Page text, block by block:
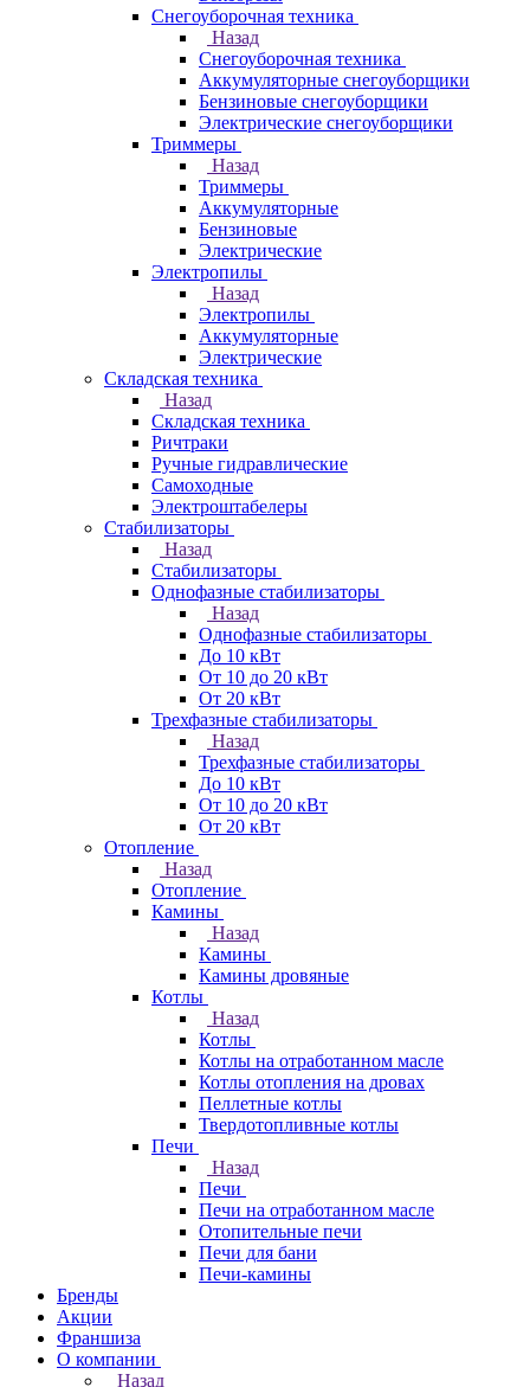
Снегоуборочная техника
Назад
Снегоуборочная техника
Аккумуляторные снегоуборщики
Бензиновые снегоуборщики
Электрические снегоуборщики
Триммеры
Назад
Триммеры
Аккумуляторные
Бензиновые
Электрические
Электропилы
Назад
Электропилы
Аккумуляторные
Электрические
Складская техника
Назад
Складская техника
Ричтраки
Ручные гидравлические
Самоходные
Электроштабелеры
Стабилизаторы
Назад
Стабилизаторы
Однофазные стабилизаторы
Назад
Однофазные стабилизаторы
До 10 кВт
От 10 до 20 кВт
От 20 кВт
Трехфазные стабилизаторы
Назад
Трехфазные стабилизаторы
До 10 кВт
От 10 до 20 кВт
От 20 кВт
Отопление
Назад
Отопление
Камины
Назад
Камины
Камины дровяные
Котлы
Назад
Котлы
Котлы на отработанном масле
Котлы отопления на дровах
Пеллетные котлы
Твердотопливные котлы
Печи
Назад
Печи
Печи на отработанном масле
Отопительные печи
Печи для бани
Печи-камины
Бренды
Акции
Франшиза
О компании
Назад